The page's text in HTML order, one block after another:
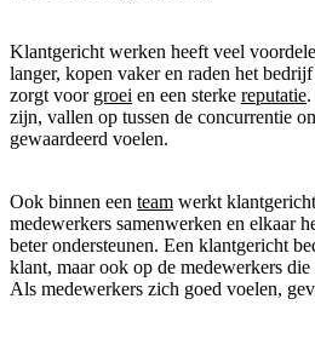
Klantgericht werken heeft veel
langer, kopen vaker en raden het
zorgt voor groei en een sterke reputatie
zijn, vallen op tussen de concurrentie
gewaardeerd voelen.
Ook binnen een team werkt
medewerkers samenwerken en elkaar
beter ondersteunen. Een klantgericht
klant, maar ook op de medewerkers
Als medewerkers zich goed voelen,